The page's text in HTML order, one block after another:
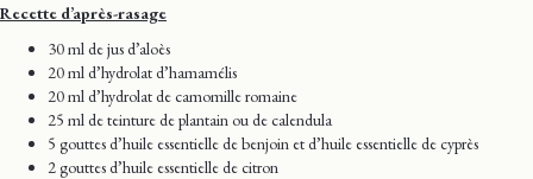
Recette d’après-rasage
30 ml de jus d’aloès
20 ml d’hydrolat d’hamamélis
20 ml d’hydrolat de camomille romaine
25 ml de teinture de plantain ou de calendula
5 gouttes d’huile essentielle de benjoin et d’huile essentielle de cyprès
2 gouttes d’huile essentielle de citron